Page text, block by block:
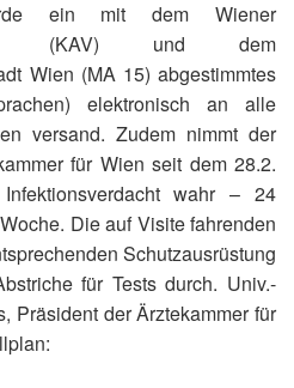
ein mit dem Wiener
(KAV) und dem
Wien (MA 15) abgestimmtes
elektronisch an alle
versand. Zudem nimmt der
für Wien seit dem 28.2.
wahr – 24
Die auf Visite fahrenden
Schutzausrüstung
für Tests durch. Univ.-
Präsident der Ärztekammer für